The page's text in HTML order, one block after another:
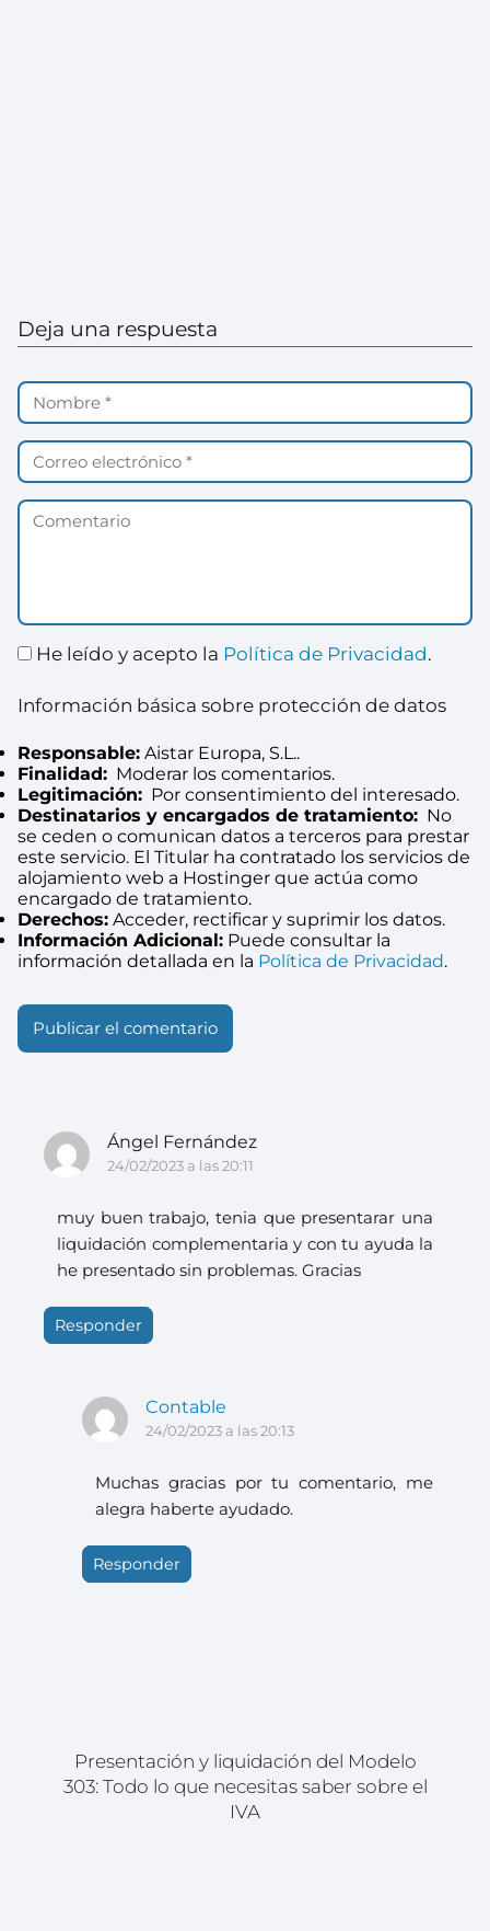
Ángel Fernández
24/02/2023 a las 20:11
muy buen trabajo, tenia que presentarar una
liquidación complementaria y con tu ayuda la
he presentado sin problemas. Gracias
Responder
Contable
24/02/2023 a las 20:13
Muchas gracias por tu comentario, me
alegra haberte ayudado.
Responder
Deja una respuesta
He leído y acepto la Política de Privacidad.
Información básica sobre protección de datos
Responsable: Aistar Europa, S.L..
Finalidad: Moderar los comentarios.
Legitimación: Por consentimiento del interesado.
Destinatarios y encargados de tratamiento: No
se ceden o comunican datos a terceros para prestar
este servicio. El Titular ha contratado los servicios de
alojamiento web a Hostinger que actúa como
encargado de tratamiento.
Derechos: Acceder, rectificar y suprimir los datos.
Información Adicional: Puede consultar la
información detallada en la Política de Privacidad.
Presentación y liquidación del Modelo
303: Todo lo que necesitas saber sobre el
IVA